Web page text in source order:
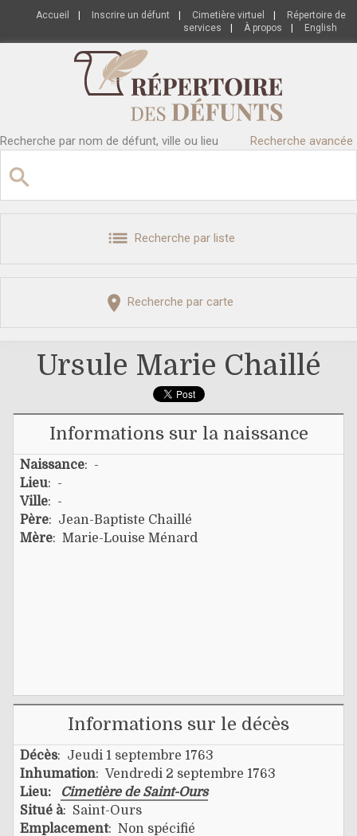
Accueil Inscrire un défunt Cimetière virtuel
Répertoire de
services
À propos English
Recherche par nom de défunt, ville ou lieu Recherche avancée
Recherche par liste
Recherche par carte
Ursule Marie Chaillé
Informations sur la naissance
Naissance: -
Lieu: -
Ville: -
Père: Jean-Baptiste Chaillé
Mère: Marie-Louise Ménard
Informations sur le décès
Décès: Jeudi 1 septembre 1763
Inhumation: Vendredi 2 septembre 1763
Lieu:
Cimetière de Saint-Ours
Situé à: Saint-Ours
Emplacement: Non spécifié